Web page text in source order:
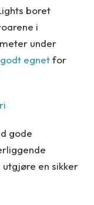
boret
i
under
godt egnetfor
gode
en sikker